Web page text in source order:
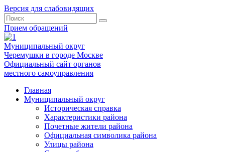
Версия для слабовидящих
Прием обращений
Муниципальный округ
Черемушки в городе Москве
Официальный сайт органов
местного самоуправления
Главная
Муниципальный округ
Историческая справка
Характеристики района
Почетные жители района
Официальная символика района
Улицы района